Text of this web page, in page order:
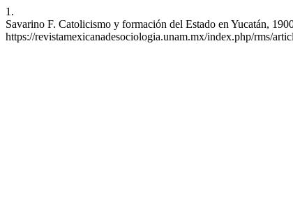
1.
Savarino F. Catolicismo y formación del Estado en Yucatán,
https://revistamexicanadesociologia.unam.mx/index.php/rms/